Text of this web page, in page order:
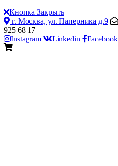
Кнопка Закрыть
г. Москва, ул. Паперника д.9
925 68 17
Instagram
Linkedin Facebook